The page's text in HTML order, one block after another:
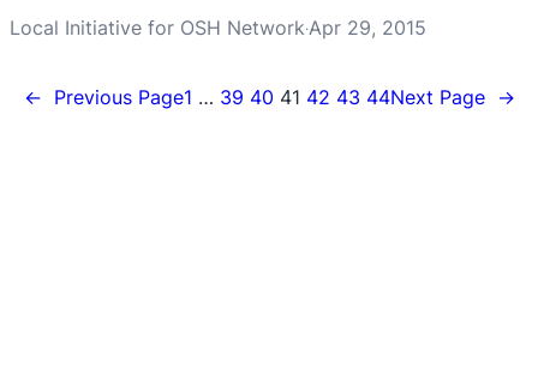
Local Initiative for OSH Network·Apr 29, 2015
← Previous Page1 … 39 40 41 42 43 44Next Page →